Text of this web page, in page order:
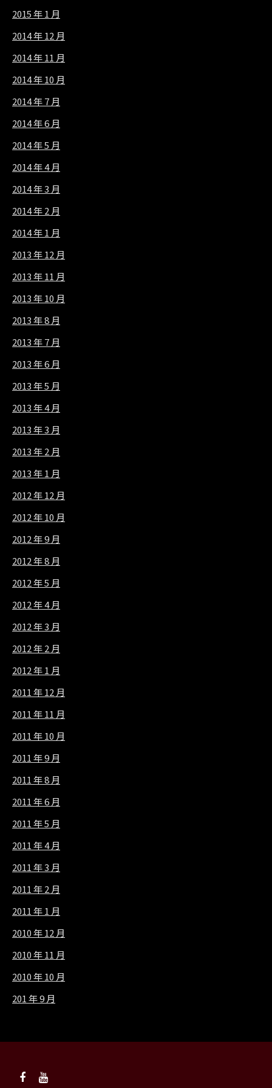
2015 年 1 月
2014 年 12 月
2014 年 11 月
2014 年 10 月
2014 年 7 月
2014 年 6 月
2014 年 5 月
2014 年 4 月
2014 年 3 月
2014 年 2 月
2014 年 1 月
2013 年 12 月
2013 年 11 月
2013 年 10 月
2013 年 8 月
2013 年 7 月
2013 年 6 月
2013 年 5 月
2013 年 4 月
2013 年 3 月
2013 年 2 月
2013 年 1 月
2012 年 12 月
2012 年 10 月
2012 年 9 月
2012 年 8 月
2012 年 5 月
2012 年 4 月
2012 年 3 月
2012 年 2 月
2012 年 1 月
2011 年 12 月
2011 年 11 月
2011 年 10 月
2011 年 9 月
2011 年 8 月
2011 年 6 月
2011 年 5 月
2011 年 4 月
2011 年 3 月
2011 年 2 月
2011 年 1 月
2010 年 12 月
2010 年 11 月
2010 年 10 月
201 年 9 月